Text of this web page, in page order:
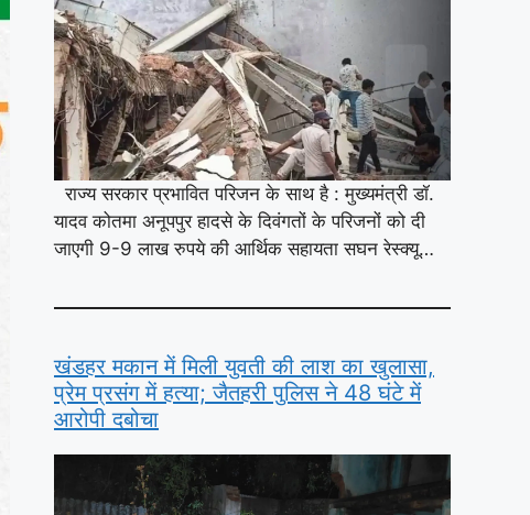
राज्य सरकार प्रभावित परिजन के साथ है : मुख्यमंत्री डॉ.
यादव कोतमा अनूपपुर हादसे के दिवंगतों के परिजनों को दी
जाएगी 9-9 लाख रुपये की आर्थिक सहायता सघन रेस्क्यू…
खंडहर मकान में मिली युवती की लाश का खुलासा,
प्रेम प्रसंग में हत्या; जैतहरी पुलिस ने 48 घंटे में
आरोपी दबोचा